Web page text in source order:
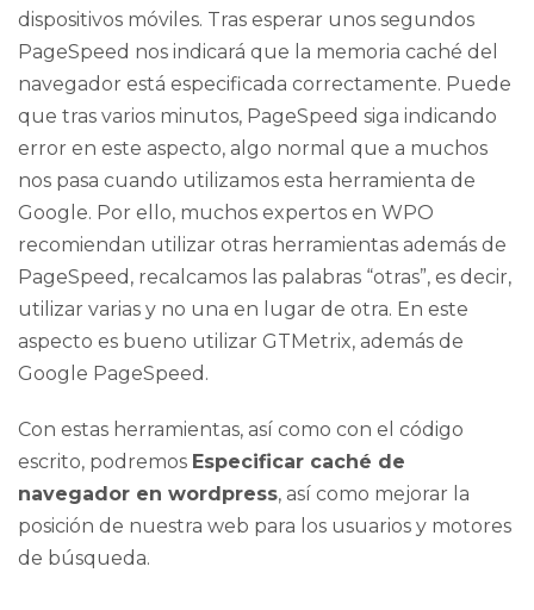
dispositivos móviles. Tras esperar unos segundos
PageSpeed nos indicará que la memoria caché del
navegador está especificada correctamente. Puede
que tras varios minutos, PageSpeed siga indicando
error en este aspecto, algo normal que a muchos
nos pasa cuando utilizamos esta herramienta de
Google. Por ello, muchos expertos en WPO
recomiendan utilizar otras herramientas además de
PageSpeed, recalcamos las palabras “otras”, es decir,
utilizar varias y no una en lugar de otra. En este
aspecto es bueno utilizar GTMetrix, además de
Google PageSpeed.
Con estas herramientas, así como con el código
escrito, podremos Especificar caché de
navegador en wordpress, así como mejorar la
posición de nuestra web para los usuarios y motores
de búsqueda.